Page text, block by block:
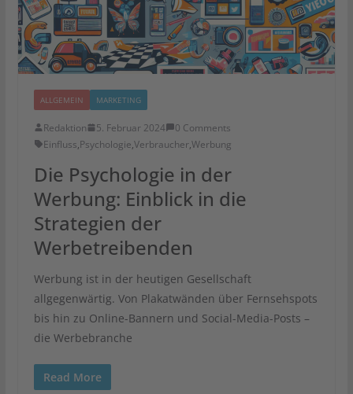
ALLGEMEIN MARKETING
Redaktion 5. Februar 2024
0 Comments
Einfluss,Psychologie,Verbraucher,Werbung
Die Psychologie in der
Werbung: Einblick in die
Strategien der
Werbetreibenden
Werbung ist in der heutigen Gesellschaft
allgegenwärtig. Von Plakatwänden über Fernsehspots
bis hin zu Online-Bannern und Social-Media-Posts –
die Werbebranche
Read More